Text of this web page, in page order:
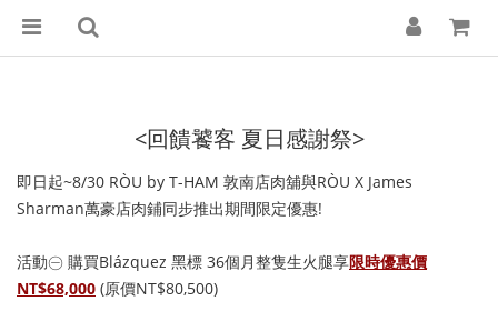
<回饋饕客 夏日感謝祭>
即日起~8/30 RÒU by T-HAM 敦南店肉舖與RÒU X James
Sharman萬豪店肉鋪同步推出期間限定優惠!
活動㊀ 購買Blázquez 黑標 36個月整隻生火腿享限時優惠價
NT$68,000 (原價NT$80,500)